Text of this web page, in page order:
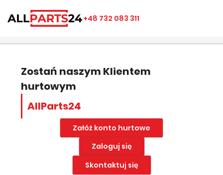
+48 732 083 311
Zostań naszym Klientem
hurtowym
AllParts24
Załóż konto hurtowe
Zaloguj się
Skontaktuj się
((modalTitle))
((cancelText))
Utwórz listę ulubionych
Anuluj Zapisz
Zaloguj się
liście życzeń.
Anuluj Zaloguj się